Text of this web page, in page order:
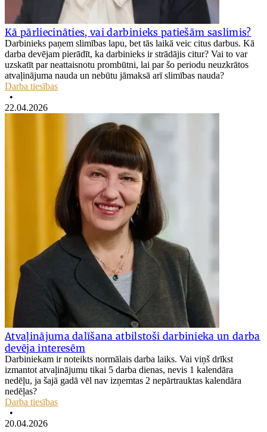
Kā pārliecināties, vai darbinieks patiešām saslimis?
Darbinieks paņem slimības lapu, bet tās laikā veic citus darbus. Kā
darba devējam pierādīt, ka darbinieks ir strādājis citur? Vai to var
uzskatīt par neattaisnotu prombūtni, lai par šo periodu neuzkrātos
atvaļinājuma nauda un nebūtu jāmaksā arī slimības nauda?
Darba tiesības
•
22.04.2026
Atvaļinājuma dalīšana atbilstoši darbinieka un darba
devēja interesēm
Darbiniekam ir noteikts normālais darba laiks. Vai viņš drīkst
izmantot atvaļinājumu tikai 5 darba dienas, nevis 1 kalendāra
nedēļu, ja šajā gadā vēl nav izņemtas 2 nepārtrauktas kalendāra
nedēļas?
Darba tiesības
•
20.04.2026